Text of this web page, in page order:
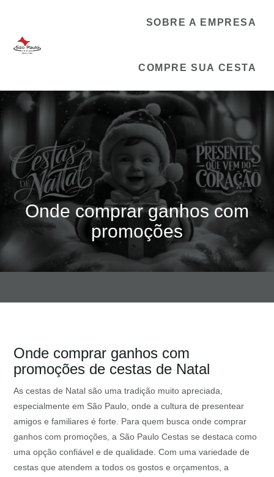
SOBRE A EMPRESA
COMPRE SUA CESTA
Onde comprar ganhos com
promoções
Onde comprar ganhos com
promoções de cestas de Natal
As cestas de Natal são uma tradição muito apreciada,
especialmente em São Paulo, onde a cultura de presentear
amigos e familiares é forte. Para quem busca onde comprar
ganhos com promoções, a São Paulo Cestas se destaca como
uma opção confiável e de qualidade. Com uma variedade de
cestas que atendem a todos os gostos e orçamentos, a